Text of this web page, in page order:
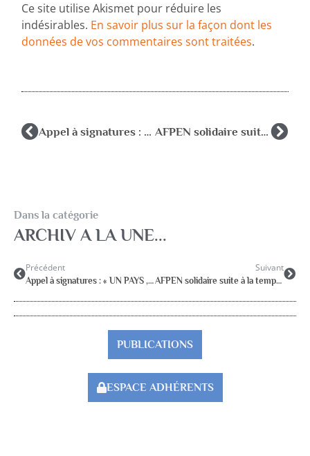
Ce site utilise Akismet pour réduire les
indésirables. En savoir plus sur la façon dont les
données de vos commentaires sont traitées.
Appel à signatures : « UN PAYS , UNE ECOLE , NOTRE AVENIR » AFPEN solidaire suite à la tempête Xinthia
Dans la catégorie
ARCHIV A LA UNE...
Précédent
Appel à signatures : « UN PAYS , UNE ECOLE , NOTRE AVENIR »
Suivant
AFPEN solidaire suite à la tempête Xinthia
PUBLICATIONS
ESPACE ADHÉRENTS